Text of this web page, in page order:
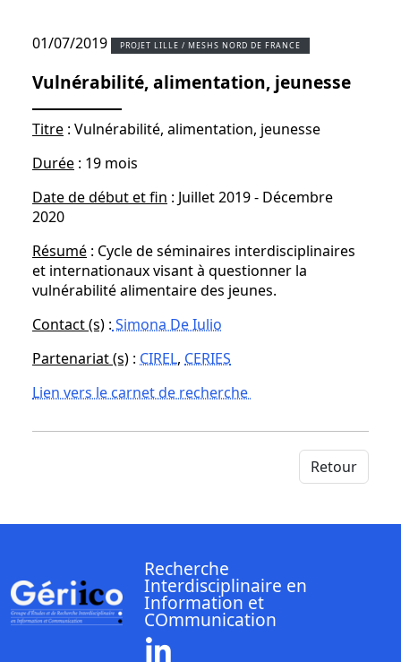
01/07/2019 PROJET LILLE / MESHS NORD DE FRANCE
Vulnérabilité, alimentation, jeunesse
Titre : Vulnérabilité, alimentation, jeunesse
Durée : 19 mois
Date de début et fin : Juillet 2019 - Décembre
2020
Résumé : Cycle de séminaires interdisciplinaires
et internationaux visant à questionner la
vulnérabilité alimentaire des jeunes.
Contact (s) : Simona De Iulio
Partenariat (s) : CIREL, CERIES
Lien vers le carnet de recherche
Retour
Recherche
Interdisciplinaire en
Information et
COmmunication